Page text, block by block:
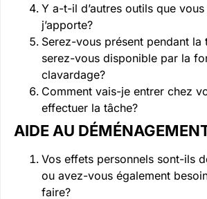
Y a-t-il d’autres outils que
j’apporte?
Serez-vous présent pendant la
serez-vous disponible par la
clavardage?
Comment vais-je entrer chez
effectuer la tâche?
AIDE AU
Vos effets personnels sont-ils
ou avez-vous également
faire?